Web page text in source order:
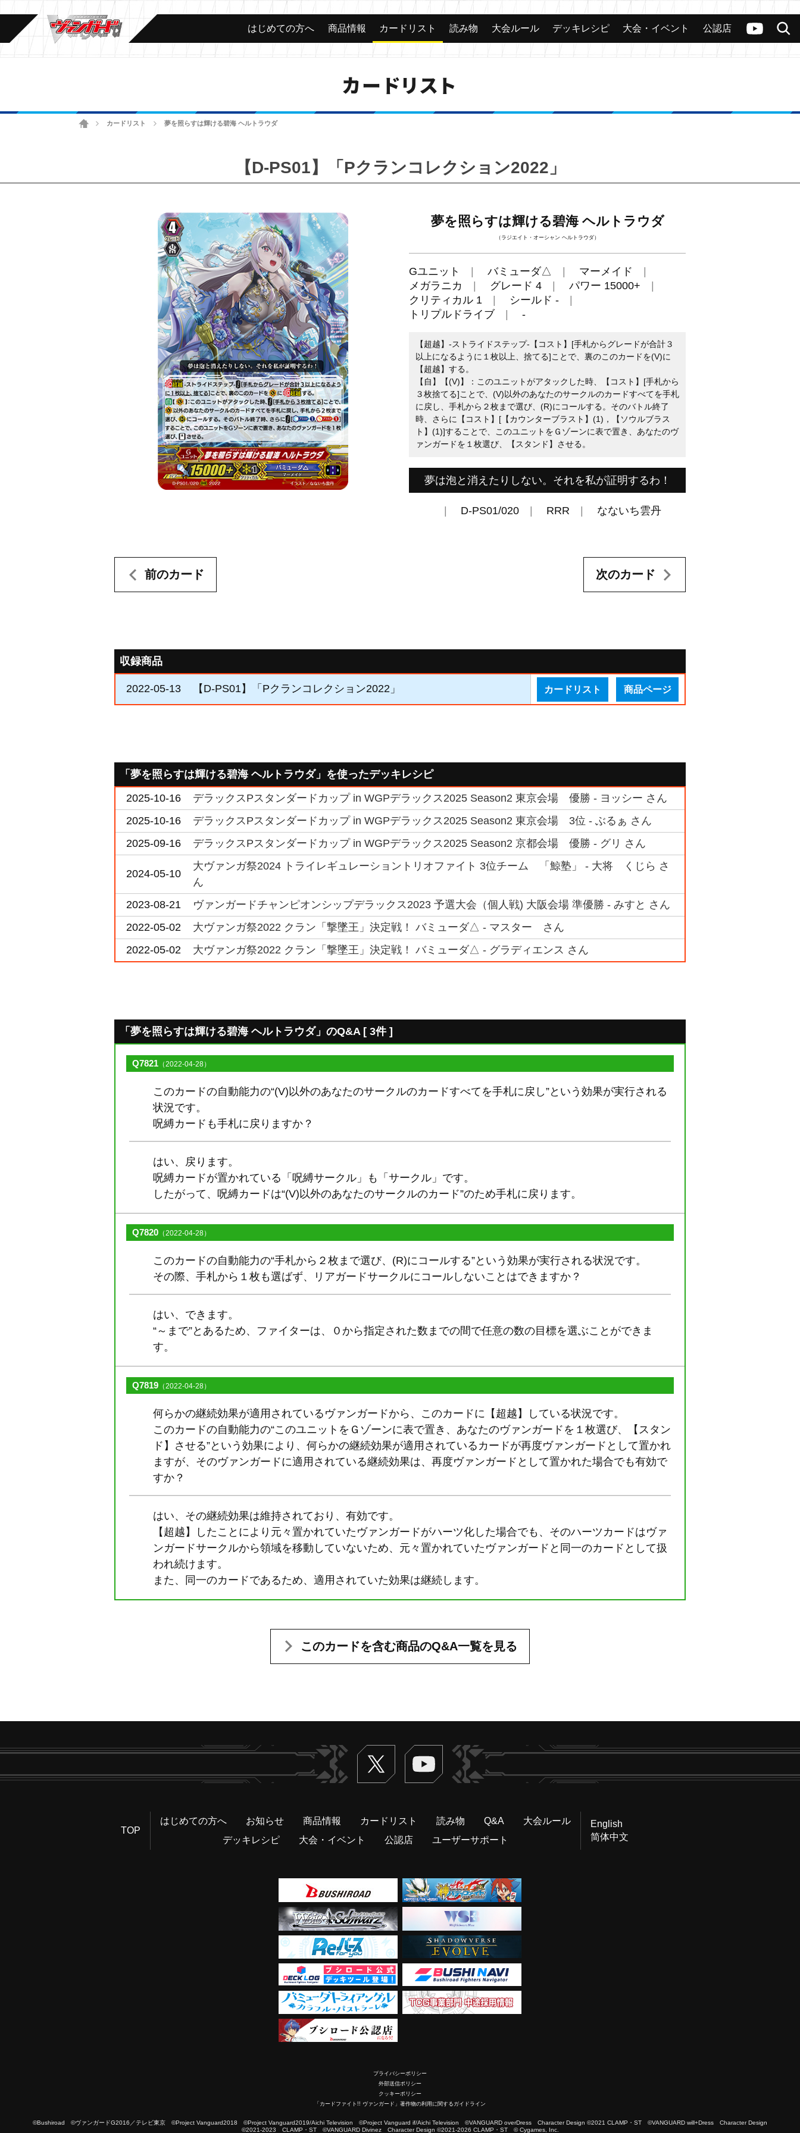
ヴァンガードch
検索
カード 大会 公認店舗 その他
はじめての方へ 商品情報 カードリスト 読み物 大会ルール デッキレシピ 大会・イベント 公認店
カードリスト
ホームカードリスト 夢を照らすは輝ける碧海 ヘルトラウダ
【D-PS01】「Pクランコレクション2022」
夢を照らすは輝ける碧海 ヘルトラウダ
（ラジエイト・オーシャン ヘルトラウダ）
Gユニット バミューダ△
マーメイド
メガラニカ
グレード 4
パワー 15000+
クリティカル 1
シールド -
トリプルドライブ
-
【超越】-ストライドステップ-【コスト】[手札からグレードが合計３
以上になるように１枚以上、捨てる]ことで、裏のこのカードを(V)に
【超越】する。
【自】【(V)】：このユニットがアタックした時、【コスト】[手札から
３枚捨てる]ことで、(V)以外のあなたのサークルのカードすべてを手札
に戻し、手札から２枚まで選び、(R)にコールする。そのバトル終了
時、さらに【コスト】[【カウンターブラスト】(1)，【ソウルブラス
ト】(1)]することで、このユニットをＧゾーンに表で置き、あなたのヴ
ァンガードを１枚選び、【スタンド】させる。
夢は泡と消えたりしない。それを私が証明するわ！
D-PS01/020 RRR なないち雲丹
前のカード 次のカード
収録商品
2022-05-13 【D-PS01】「Pクランコレクション2022」 カードリスト 商品ページ
「夢を照らすは輝ける碧海 ヘルトラウダ」を使ったデッキレシピ
2025-10-16
デラックスPスタンダードカップ in WGPデラックス2025 Season2 東京会場 優勝 - ヨッシー さん
2025-10-16
デラックスPスタンダードカップ in WGPデラックス2025 Season2 東京会場 3位 - ぶるぁ さん
2025-09-16
デラックスPスタンダードカップ in WGPデラックス2025 Season2 京都会場 優勝 - グリ さん
2024-05-10
大ヴァンガ祭2024 トライレギュレーショントリオファイト 3位チーム 「鯨塾」 - 大将 くじら さ
ん
2023-08-21
ヴァンガードチャンピオンシップデラックス2023 予選大会（個人戦) 大阪会場 準優勝 - みすと さん
2022-05-02
大ヴァンガ祭2022 クラン「撃墜王」決定戦！ バミューダ△ - マスター さん
2022-05-02
大ヴァンガ祭2022 クラン「撃墜王」決定戦！ バミューダ△ - グラディエンス さん
「夢を照らすは輝ける碧海 ヘルトラウダ」のQ&A [ 3件 ]
Q7821 （2022-04-28）
このカードの自動能力の“(V)以外のあなたのサークルのカードすべてを手札に戻し”という効果が実行される
状況です。
呪縛カードも手札に戻りますか？
はい、戻ります。
呪縛カードが置かれている「呪縛サークル」も「サークル」です。
したがって、呪縛カードは“(V)以外のあなたのサークルのカード”のため手札に戻ります。
Q7820 （2022-04-28）
このカードの自動能力の“手札から２枚まで選び、(R)にコールする”という効果が実行される状況です。
その際、手札から１枚も選ばず、リアガードサークルにコールしないことはできますか？
はい、できます。
“～まで”とあるため、ファイターは、０から指定された数までの間で任意の数の目標を選ぶことができま
す。
Q7819 （2022-04-28）
何らかの継続効果が適用されているヴァンガードから、このカードに【超越】している状況です。
このカードの自動能力の“このユニットをＧゾーンに表で置き、あなたのヴァンガードを１枚選び、【スタン
ド】させる”という効果により、何らかの継続効果が適用されているカードが再度ヴァンガードとして置かれ
ますが、そのヴァンガードに適用されている継続効果は、再度ヴァンガードとして置かれた場合でも有効で
すか？
はい、その継続効果は維持されており、有効です。
【超越】したことにより元々置かれていたヴァンガードがハーツ化した場合でも、そのハーツカードはヴァ
ンガードサークルから領域を移動していないため、元々置かれていたヴァンガードと同一のカードとして扱
われ続けます。
また、同一のカードであるため、適用されていた効果は継続します。
このカードを含む商品のQ&A一覧を見る
Twitter ヴァンガードch
TOP
はじめての方へ お知らせ 商品情報 カードリスト 読み物 Q&A
大会ルール
デッキレシピ
大会・イベント 公認店 ユーザーサポート
English
简体中文
プライバシーポリシー
外部送信ポリシー
クッキーポリシー
「カードファイト!! ヴァンガード」著作物の利用に関するガイドライン
©Bushiroad ©ヴァンガードG2016／テレビ東京 ©Project Vanguard2018 ©Project Vanguard2019/Aichi Television ©Project Vanguard if/Aichi Television ©VANGUARD overDress Character Design ©2021 CLAMP・ST ©VANGUARD will+Dress Character Design
©2021-2023 CLAMP・ST ©VANGUARD Divinez Character Design ©2021-2026 CLAMP・ST © Cygames, Inc.